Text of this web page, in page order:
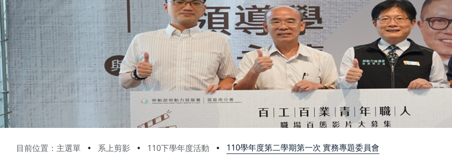
目前位置：主選單 系上剪影 110下學年度活動 110學年度第二學期第一次 實務專題委員會